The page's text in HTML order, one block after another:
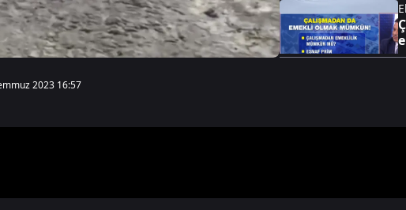
2023 16:57